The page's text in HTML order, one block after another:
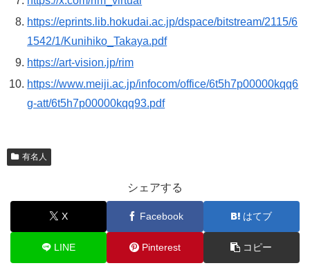
https://eprints.lib.hokudai.ac.jp/dspace/bitstream/2115/6
1542/1/Kunihiko_Takaya.pdf
https://art-vision.jp/rim
https://www.meiji.ac.jp/infocom/office/6t5h7p00000kqq6
g-att/6t5h7p00000kqq93.pdf
有名人
シェアする
X Facebook はてブ
LINE Pinterest コピー